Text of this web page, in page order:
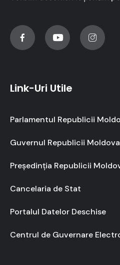
Link-Uri Utile
Parlamentul Republicii
Guvernul Republicii Moldova
Președinția Republicii
Cancelaria de Stat
Portalul Datelor Deschise
Centrul de Guvernare